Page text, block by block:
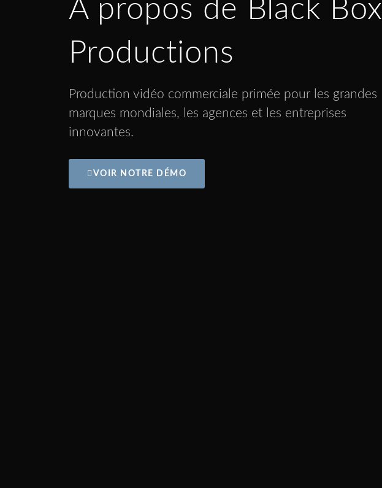
À propos de Black Box
Productions
Production vidéo commerciale primée pour les grandes
marques mondiales, les agences et les entreprises
innovantes.
VOIR NOTRE DÉMO